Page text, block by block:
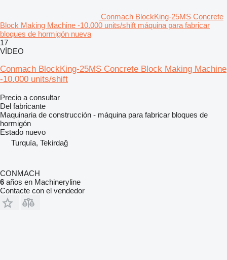
Conmach BlockKing-25MS Concrete
Block Making Machine -10.000 units/shift máquina para fabricar
bloques de hormigón nueva
17
VÍDEO
Conmach BlockKing-25MS Concrete Block Making Machine
-10.000 units/shift
Precio a consultar
Del fabricante
Maquinaria de construcción - máquina para fabricar bloques de
hormigón
Estado nuevo
Turquía, Tekirdağ
CONMACH
6 años en Machineryline
Contacte con el vendedor